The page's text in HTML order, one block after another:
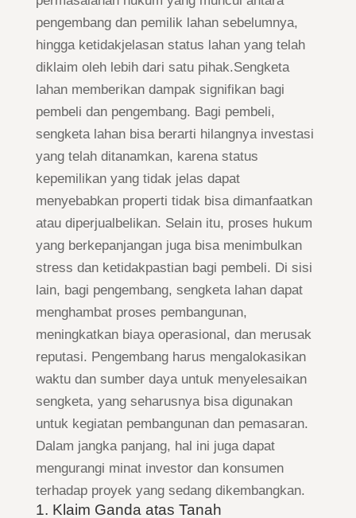
pengembang dan pemilik lahan sebelumnya,
hingga ketidakjelasan status lahan yang telah
diklaim oleh lebih dari satu pihak.Sengketa
lahan memberikan dampak signifikan bagi
pembeli dan pengembang. Bagi pembeli,
sengketa lahan bisa berarti hilangnya investasi
yang telah ditanamkan, karena status
kepemilikan yang tidak jelas dapat
menyebabkan properti tidak bisa dimanfaatkan
atau diperjualbelikan. Selain itu, proses hukum
yang berkepanjangan juga bisa menimbulkan
stress dan ketidakpastian bagi pembeli. Di sisi
lain, bagi pengembang, sengketa lahan dapat
menghambat proses pembangunan,
meningkatkan biaya operasional, dan merusak
reputasi. Pengembang harus mengalokasikan
waktu dan sumber daya untuk menyelesaikan
sengketa, yang seharusnya bisa digunakan
untuk kegiatan pembangunan dan pemasaran.
Dalam jangka panjang, hal ini juga dapat
mengurangi minat investor dan konsumen
terhadap proyek yang sedang dikembangkan.
1. Klaim Ganda atas Tanah